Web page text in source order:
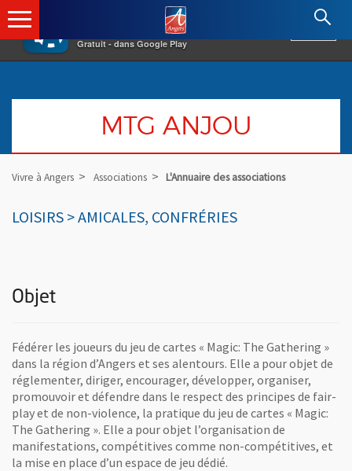
×
Gratuit - dans Google Play
Angers.fr : Retour à l'accueil
MTG ANJOU
Vivre à Angers Associations L'Annuaire des associations
LOISIRS > AMICALES, CONFRÉRIES
Objet
Fédérer les joueurs du jeu de cartes « Magic: The Gathering »
dans la région d’Angers et ses alentours. Elle a pour objet de
réglementer, diriger, encourager, développer, organiser,
promouvoir et défendre dans le respect des principes de fair-
play et de non-violence, la pratique du jeu de cartes « Magic:
The Gathering ». Elle a pour objet l’organisation de
manifestations, compétitives comme non-compétitives, et
la mise en place d’un espace de jeu dédié.